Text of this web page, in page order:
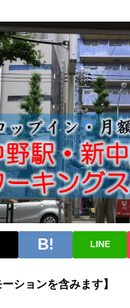
LINE
ションを含みます】